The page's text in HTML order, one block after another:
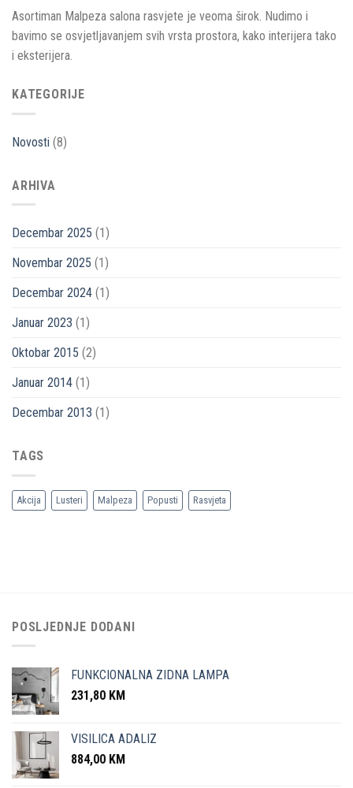
Asortiman Malpeza salona rasvjete je veoma širok. Nudimo i
bavimo se osvjetljavanjem svih vrsta prostora, kako interijera tako
i eksterijera.
KATEGORIJE
Novosti (8)
ARHIVA
Decembar 2025 (1)
Novembar 2025 (1)
Decembar 2024 (1)
Januar 2023 (1)
Oktobar 2015 (2)
Januar 2014 (1)
Decembar 2013 (1)
TAGS
Akcija Lusteri Malpeza Popusti Rasvjeta
POSLJEDNJE DODANI
FUNKCIONALNA ZIDNA LAMPA
231,80 KM
VISILICA ADALIZ
884,00 KM